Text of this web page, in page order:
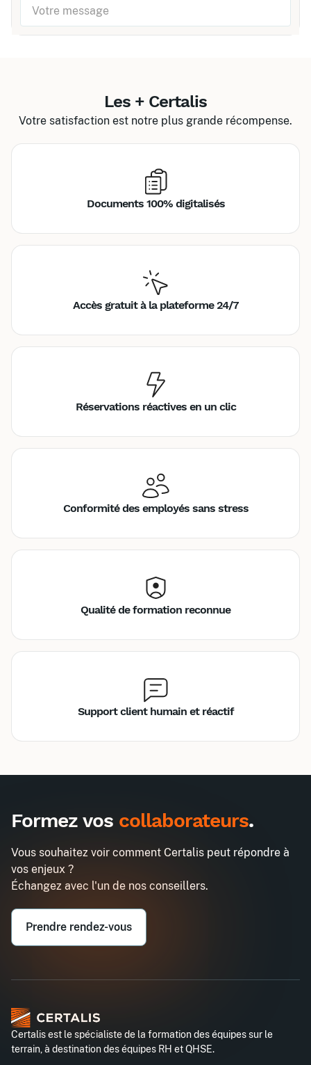
Les + Certalis
Votre satisfaction est notre plus grande récompense.
Documents 100% digitalisés
Accès gratuit à la plateforme 24/7
Réservations réactives en un clic
Conformité des employés sans stress
Qualité de formation reconnue
Support client humain et réactif
Elaborer le reporting de durabilité
Entreprise*
Téléphone professionnel*
Formez vos collaborateurs.
Vous souhaitez voir comment Certalis peut répondre à
vos enjeux ?
Échangez avec l'un de nos conseillers.
Prendre rendez-vous
Certalis est le spécialiste de la formation des équipes sur le
terrain, à destination des équipes RH et QHSE.